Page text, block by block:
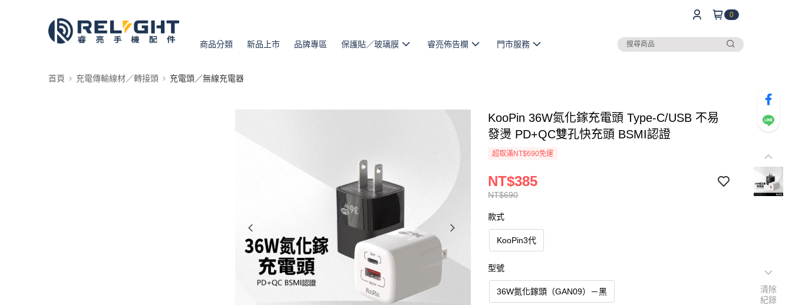
0
商品分類 新品上市 品牌專區 保護貼／玻璃膜 睿亮佈告欄 門市服務
首頁 充電傳輸線材／轉接頭 充電頭／無線充電器
KooPin 36W氮化鎵充電頭 Type-C/USB 不易
發燙 PD+QC雙孔快充頭 BSMI認證
超取滿NT$690免運
NT$690
NT$385
款式
KooPin3代
型號
36W氮化鎵頭（GAN09）－黑
清除
紀錄